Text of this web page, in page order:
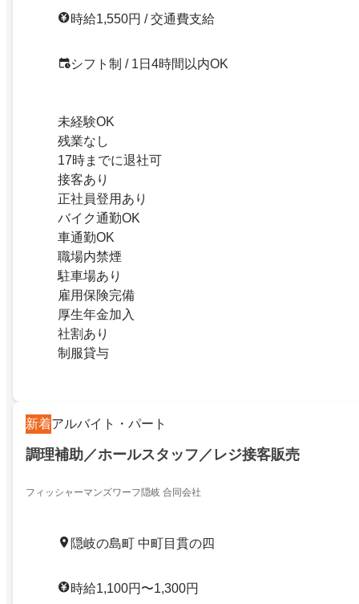
時給1,550円 / 交通費支給
シフト制 / 1日4時間以内OK
未経験OK
残業なし
17時までに退社可
接客あり
正社員登用あり
バイク通勤OK
車通勤OK
職場内禁煙
駐車場あり
雇用保険完備
厚生年金加入
社割あり
制服貸与
新着アルバイト・パート
調理補助／ホールスタッフ／レジ接客販売
フィッシャーマンズワーフ隠岐 合同会社
隠岐の島町 中町目貫の四
時給1,100円〜1,300円